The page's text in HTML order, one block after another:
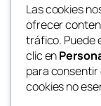
Twenty Twenty-
Las cookies
ofrecer
tráfico. Puede
clic en
para consentir
cookies no